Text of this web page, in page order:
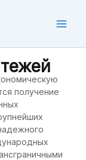
получение